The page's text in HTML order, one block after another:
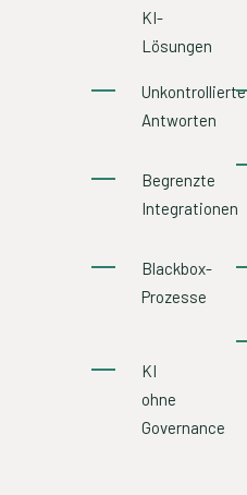
KI-
Lösungen
Unkontrollierte
Antworten
Begrenzte
Integrationen
Blackbox-
Prozesse
KI
ohne
Governance